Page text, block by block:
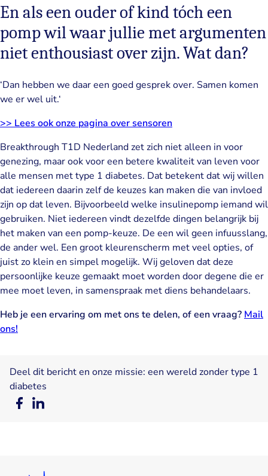
En als een ouder of kind tóch een
pomp wil waar jullie met argumenten
niet enthousiast over zijn. Wat dan?
‘Dan hebben we daar een goed gesprek over. Samen komen
we er wel uit.‘
>> Lees ook onze pagina over sensoren
Breakthrough T1D Nederland zet zich niet alleen in voor
genezing, maar ook voor een betere kwaliteit van leven voor
alle mensen met type 1 diabetes. Dat betekent dat wij willen
dat iedereen daarin zelf de keuzes kan maken die van invloed
zijn op dat leven. Bijvoorbeeld welke insulinepomp iemand wil
gebruiken. Niet iedereen vindt dezelfde dingen belangrijk bij
het maken van een pomp-keuze. De een wil geen infuusslang,
de ander wel. Een groot kleurenscherm met veel opties, of
juist zo klein en simpel mogelijk. Wij geloven dat deze
persoonlijke keuze gemaakt moet worden door degene die er
mee moet leven, in samenspraak met diens behandelaars.
Heb je een ervaring om met ons te delen, of een vraag? Mail
ons!
Deel dit bericht en onze missie: een wereld zonder type 1
diabetes
DeelDeel